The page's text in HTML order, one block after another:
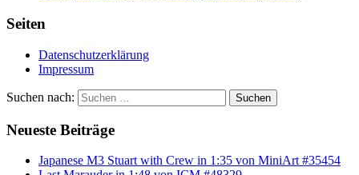
Seiten
Datenschutzerklärung
Impressum
Suchen nach: Suchen
Neueste Beiträge
Japanese M3 Stuart with Crew in 1:35 von MiniArt #35454